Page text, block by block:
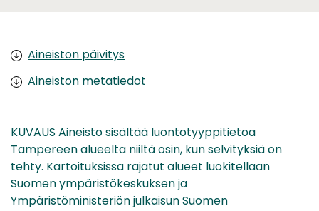
Aineiston päivitys
Aineiston metatiedot
KUVAUS Aineisto sisältää luontotyyppitietoa
Tampereen alueelta niiltä osin, kun selvityksiä on
tehty. Kartoituksissa rajatut alueet luokitellaan
Suomen ympäristökeskuksen ja
Ympäristöministeriön julkaisun Suomen